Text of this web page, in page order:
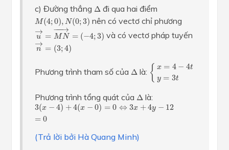
c) Đường thẳng Δ
Δ đi qua hai điểm
M (4;0), N(0;3)
M(40),N (0;3 nên có vectơ chỉ phương
→
u =
−
−−→
M N = (−4; 3)
→ =MN→= ( 4
và có vectơ pháp tuyến
→
n = (3;4)
n→ (3;4 )
Phương trình tham số của Δ
Δ là: { x = 4 − 4t
y = 3t
{x 4 = 3
Phương trình tổng quát của Δ
Δ là:
3(x − 4) +4(x − 0) = 0 ⇔ 3x +4y − 12
= 0
3(x )+ 4 x−0 =0⇔ 3x + 4 y− 12 =0
(Trả lời bởi Hà Quang Minh)